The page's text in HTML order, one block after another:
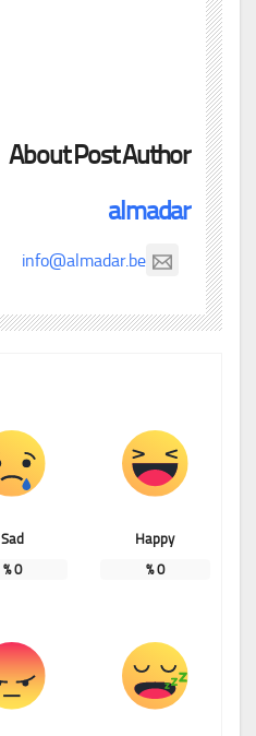
About Post Author
almadar
info@almadar.be
Happy
0
%
Sad
0
%